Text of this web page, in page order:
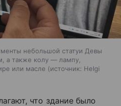
небольшой статуи Девы
а также колу — лампу,
или масле
источник: Helgi
что здание было